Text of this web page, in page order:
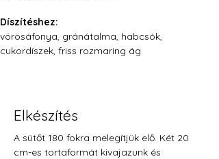
Díszítéshez:
vörösáfonya, gránátalma, habcsók,
cukordíszek, friss rozmaring ág
Elkészítés
A sütőt 180 fokra melegítjük elő. Két 20
cm-es tortaformát kivajazunk és